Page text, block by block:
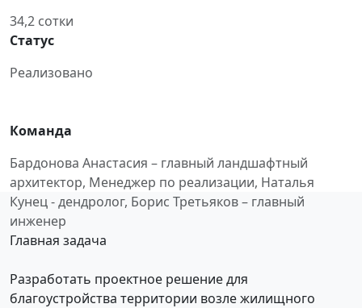
34,2 сотки
Статус
Реализовано
Команда
Бардонова Анастасия – главный ландшафтный
архитектор, Менеджер по реализации, Наталья
Кунец - дендролог, Борис Третьяков – главный
инженер
Главная задача
Разработать проектное решение для
благоустройства территории возле жилищного